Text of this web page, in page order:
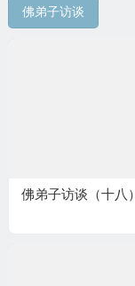
佛弟子访谈
佛弟子访谈（十八）